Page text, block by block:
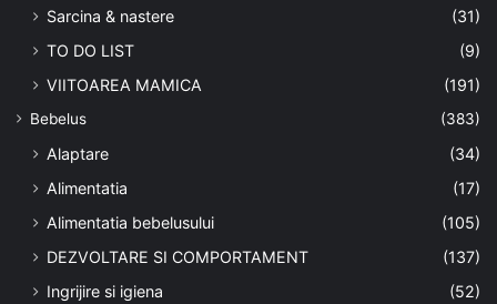
Sarcina & nastere
(31)
TO DO LIST
(9)
VIITOAREA MAMICA
(191)
Bebelus (383)
Alaptare
(34)
Alimentatia
(17)
Alimentatia bebelusului
(105)
DEZVOLTARE SI COMPORTAMENT
(137)
Ingrijire si igiena
(52)